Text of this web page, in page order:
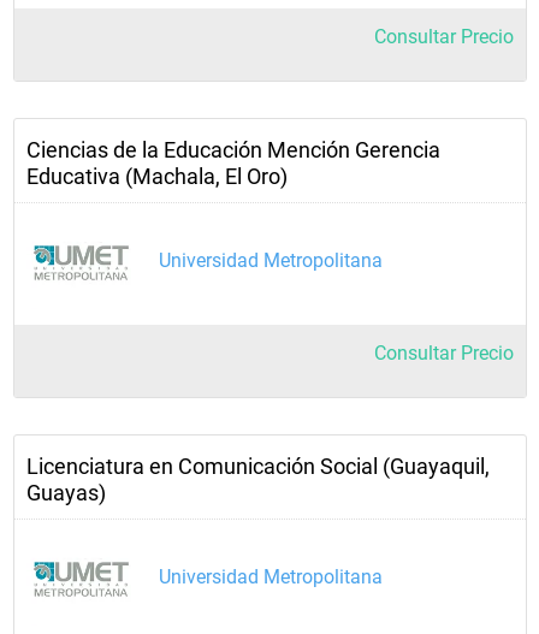
Consultar Precio
Ciencias de la Educación Mención Gerencia
Educativa (Machala, El Oro)
Universidad Metropolitana
Consultar Precio
Licenciatura en Comunicación Social (Guayaquil,
Guayas)
Universidad Metropolitana